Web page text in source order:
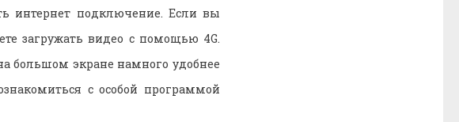
интернет подключение. Если вы
загружать видео с помощью 4G.
большом экране намного удобнее
с особой программой